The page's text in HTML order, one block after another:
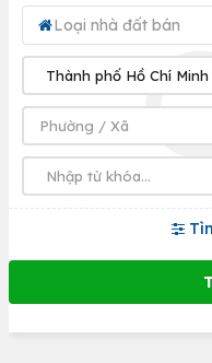
Loại nhà đất bán